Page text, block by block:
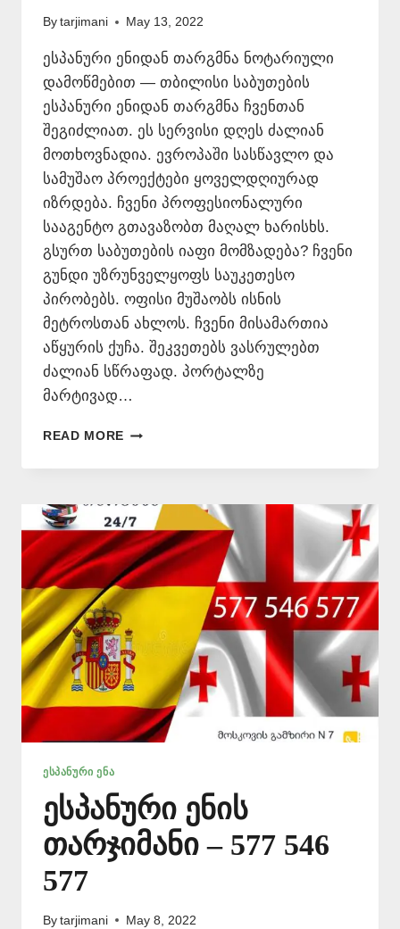
By tarjimani May 13, 2022
ესპანური ენიდან თარგმნა ნოტარიული
დამოწმებით — თბილისი საბუთების
ესპანური ენიდან თარგმნა ჩვენთან
შეგიძლიათ. ეს სერვისი დღეს ძალიან
მოთხოვნადია. ევროპაში სასწავლო და
სამუშაო პროექტები ყოველდღიურად
იზრდება. ჩვენი პროფესიონალური
სააგენტო გთავაზობთ მაღალ ხარისხს.
გსურთ საბუთების იაფი მომზადება? ჩვენი
გუნდი უზრუნველყოფს საუკეთესო
პირობებს. ოფისი მუშაობს ისნის
მეტროსთან ახლოს. ჩვენი მისამართია
აწყურის ქუჩა. შეკვეთებს ვასრულებთ
ძალიან სწრაფად. პორტალზე
მარტივად…
READ MORE ᲔᲡᲞᲐᲜᲣᲠᲘ
ᲗᲐᲠᲒᲛᲜᲐ
577
546
577
ᲔᲡᲞᲐᲜᲣᲠᲘ ᲔᲜᲐ
ესპანური ენის
თარჯიმანი – 577 546
577
By tarjimani May 8, 2022